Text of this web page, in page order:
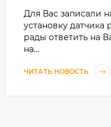
Для Вас записали
установку
рады ответить на
на...
ЧИТАТЬ НОВОСТЬ